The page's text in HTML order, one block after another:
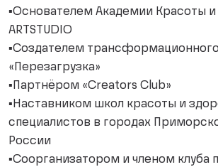
▪️Основателем Академии Красоты
ARTSTUDIO
▪️Создателем
«Перезагрузка»
▪️Партнёром «Creators Club»
▪️Наставником школ красоты и
специалистов в городах
России
▪️Соорганизатором и членом клуба